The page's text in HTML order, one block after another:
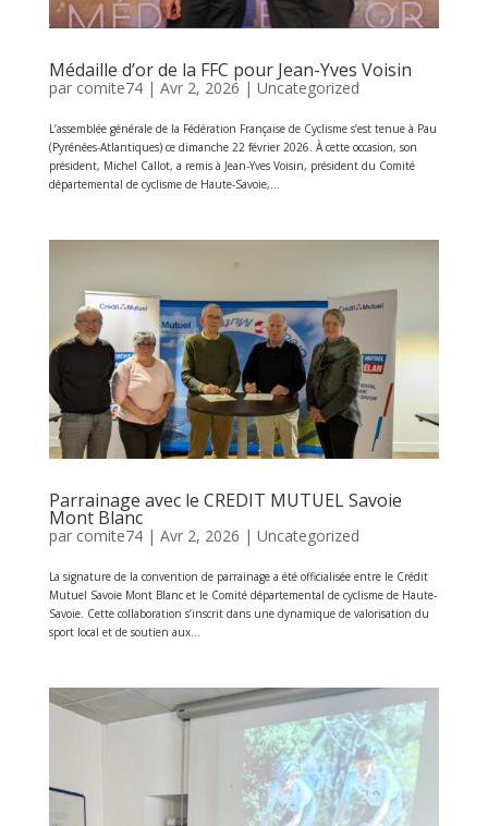
Médaille d’or de la FFC pour Jean-Yves Voisin
par comite74| Avr 2, 2026 | Uncategorized
L’assemblée générale de la Fédération Française de Cyclisme s’est tenue à Pau
(Pyrénées-Atlantiques) ce dimanche 22 février 2026. À cette occasion, son
président, Michel Callot, a remis à Jean-Yves Voisin, président du Comité
départemental de cyclisme de Haute-Savoie,...
Parrainage avec le CREDIT MUTUEL Savoie
Mont Blanc
par comite74| Avr 2, 2026 | Uncategorized
La signature de la convention de parrainage a été officialisée entre le Crédit
Mutuel Savoie Mont Blanc et le Comité départemental de cyclisme de Haute-
Savoie. Cette collaboration s’inscrit dans une dynamique de valorisation du
sport local et de soutien aux...